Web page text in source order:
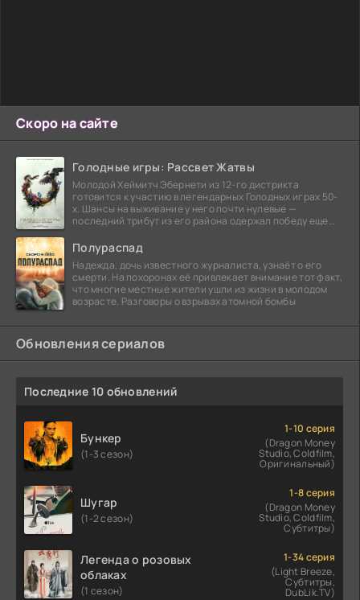
Скоро на сайте
Голодные игры: Рассвет Жатвы
Молодой Хеймитч Эбернети из 12-го дистрикта
готовится к участию в легендарных Голодных играх 50-
х. Шансы на выживание у него почти нулевые —
последний трибут из его района одержал победу еще
Полураспад
Надежда, дочь известного журналиста, узнаёт о его
смерти. На похоронах её привлекает внимание тот факт,
что многие местные жители ушли из жизни в молодом
возрасте. Разговоры о взрывах атомной бомбы
Обновления сериалов
Последние 10 обновлений
Бункер
(1-3 сезон)
1-10 серия
(Dragon Money
Studio, Coldfilm,
Оригинальный)
Шугар
(1-2 сезон)
1-8 серия
(Dragon Money
Studio, Coldfilm,
Субтитры)
Легенда о розовых
облаках
(1 сезон)
1-34 серия
(Light Breeze,
Субтитры,
DubLik.TV)